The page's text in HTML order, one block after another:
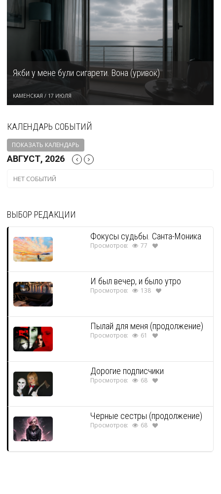
Якби у мене були сигарети. Вона (уривок)
КАМЕНСКАЯ / 17 ИЮЛЯ
КАЛЕНДАРЬ СОБЫТИЙ
ПОКАЗАТЬ КАЛЕНДАРЬ
АВГУСТ, 2026
НЕТ СОБЫТИЙ
ВЫБОР РЕДАКЦИИ
Фокусы судьбы. Санта-Моника
Просмотров: 77
И был вечер, и было утро
Просмотров: 138
Пылай для меня (продолжение)
Просмотров: 61
Дорогие подписчики
Просмотров: 68
Черные сестры (продолжение)
Просмотров: 68